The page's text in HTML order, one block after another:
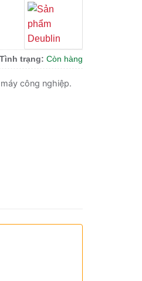
Tình trạng: Còn hàng
công nghiệp.